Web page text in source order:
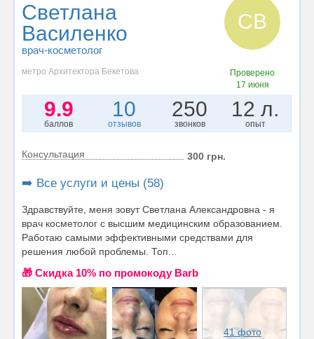
Светлана
Василенко
врач-косметолог
СВ
метро Архитектора Бекетова
Проверено
17 июня
9.9
баллов
10
отзывов
250
звонков
12 л.
опыт
Консультация 300 грн.
➡️ Все услуги и цены (58)
Здравствуйте, меня зовут Светлана Александровна - я
врач косметолог с высшим медицинским образованием.
Работаю самыми эффективными средствами для
решения любой проблемы. Топ...
🎁 Cкидка 10% по промокоду Barb
41 фото